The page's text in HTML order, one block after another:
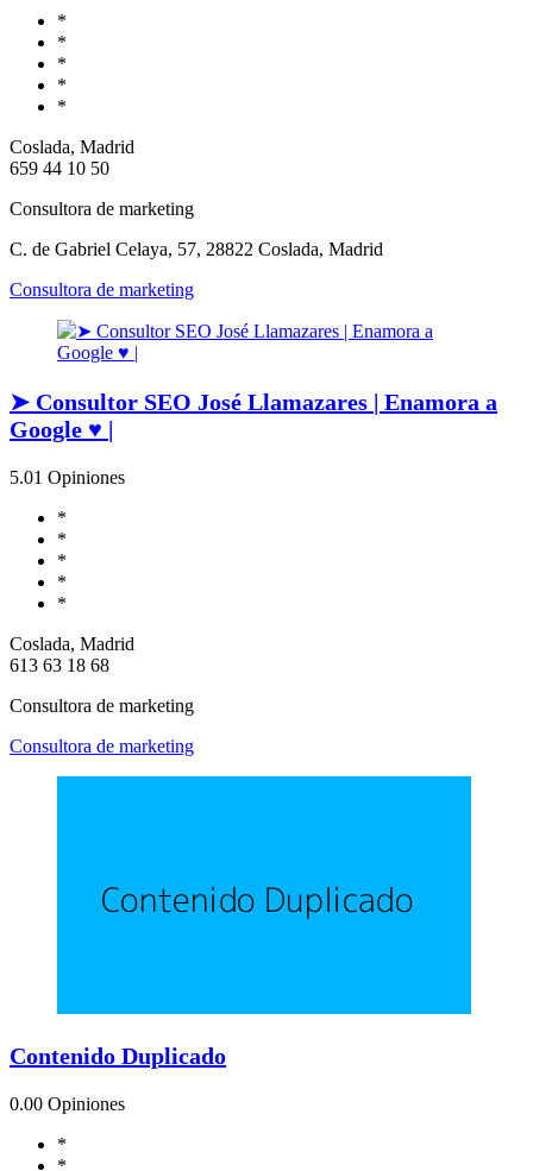
*
*
*
*
*
Coslada, Madrid
659 44 10 50
Consultora de marketing
C. de Gabriel Celaya, 57, 28822 Coslada, Madrid
Consultora de marketing
➤ Consultor SEO José Llamazares | Enamora a
Google ♥ |
5.01 Opiniones
*
*
*
*
*
Coslada, Madrid
613 63 18 68
Consultora de marketing
Consultora de marketing
Contenido Duplicado
0.00 Opiniones
*
*